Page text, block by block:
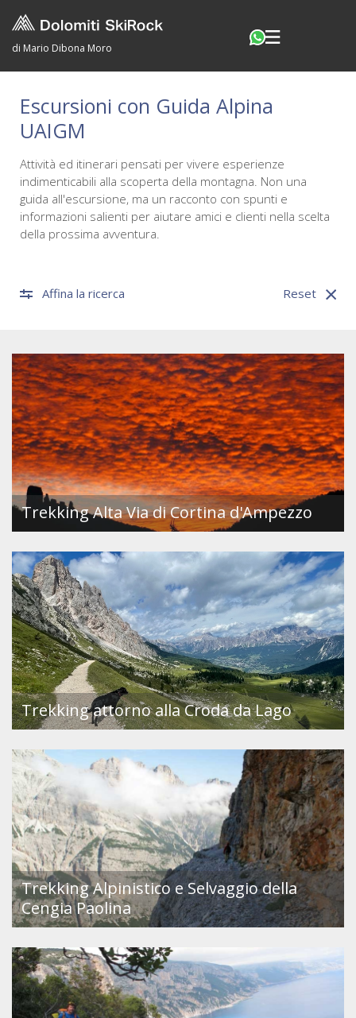
di Mario Dibona Moro
Escursioni con Guida Alpina
UAIGM
Attività ed itinerari pensati per vivere esperienze
indimenticabili alla scoperta della montagna. Non una
guida all'escursione, ma un racconto con spunti e
informazioni salienti per aiutare amici e clienti nella scelta
della prossima avventura.
Affina la ricerca Reset
Trekking Alta Via di Cortina d'Ampezzo
Trekking attorno alla Croda da Lago
Trekking Alpinistico e Selvaggio della
Cengia Paolina